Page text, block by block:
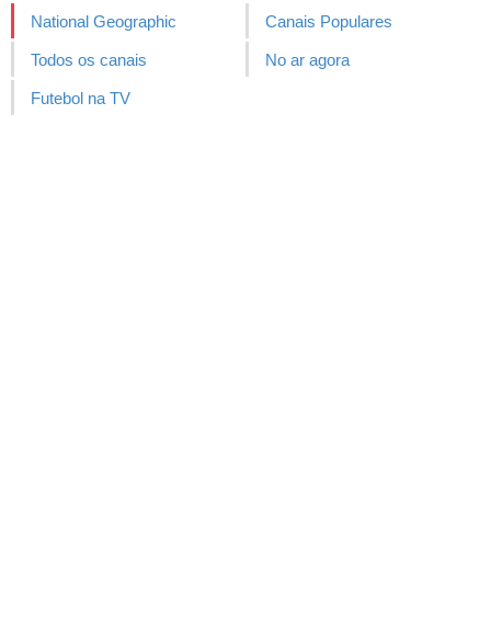
National Geographic Canais Populares
Todos os canais No ar agora
Futebol na TV